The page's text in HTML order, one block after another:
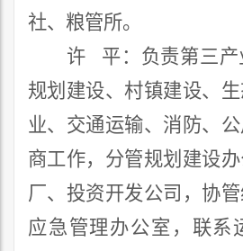
社、粮管所。
许
平： 负责第三产
规划建设、村镇建设、
业、交通运输、 消防、公
商工作，分管规划建设
厂、 投资开发公司， 协管
应急管理办公室 ， 联系